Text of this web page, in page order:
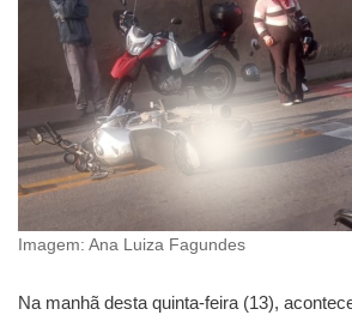
Imagem: Ana Luiza Fagundes
Na manhã desta quinta-feira (13),